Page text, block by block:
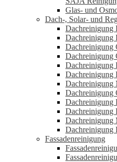
Glas- und
Dach-, Solar- und
Dachreinigung
Dachreinigung
Dachreinigung
Dachreinigung
Dachreinigung
Dachreinigung
Dachreinigung
Dachreinigung
Dachreinigung
Dachreinigung
Dachreinigung
Dachreinigung
Fassadenreinigung